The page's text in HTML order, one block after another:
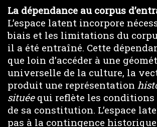
La dépendance au corpus
L’espace latent incorpore
biais et les limitations du
il a été entraîné. Cette
que loin d’accéder à une
universelle de la culture, la
produit une représentation
situéequi reflète les
de sa constitution. L’espace
pas à la contingence historique